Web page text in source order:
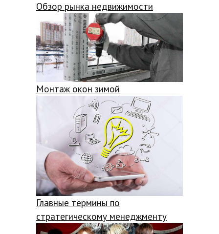
Обзор рынка недвижимости
Монтаж окон зимой
Главные термины по
стратегическому менеджменту